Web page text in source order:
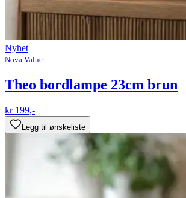
Nyhet
Nova Value
Theo bordlampe 23cm brun
kr 199,-
Legg til ønskeliste